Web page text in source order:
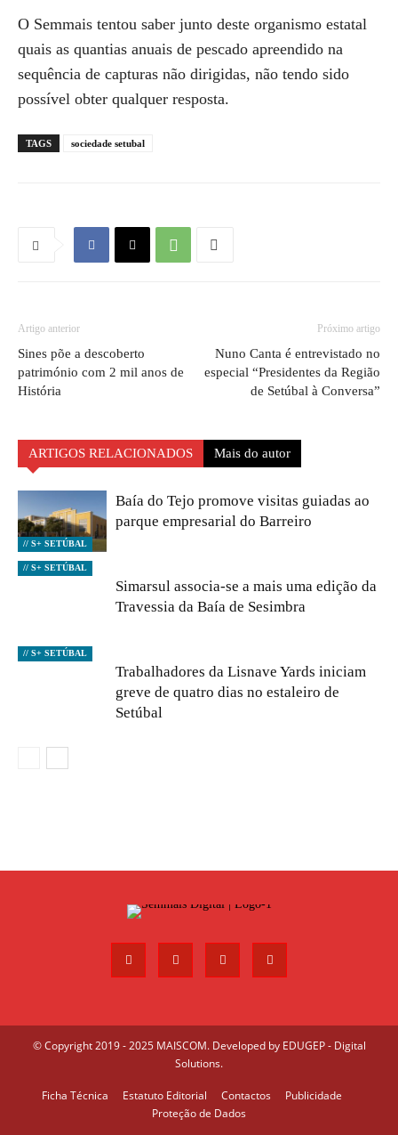
O Semmais tentou saber junto deste organismo estatal
quais as quantias anuais de pescado apreendido na
sequência de capturas não dirigidas, não tendo sido
possível obter qualquer resposta.
TAGS sociedade setubal
Artigo anterior
Sines põe a descoberto
património com 2 mil anos de
História
Próximo artigo
Nuno Canta é entrevistado no
especial “Presidentes da Região
de Setúbal à Conversa”
ARTIGOS RELACIONADOS Mais do autor
// S+ SETÚBAL
Baía do Tejo promove visitas guiadas ao
parque empresarial do Barreiro
// S+ SETÚBAL
Simarsul associa-se a mais uma edição da
Travessia da Baía de Sesimbra
// S+ SETÚBAL
Trabalhadores da Lisnave Yards iniciam
greve de quatro dias no estaleiro de
Setúbal
© Copyright 2019 - 2025 MAISCOM. Developed by EDUGEP - Digital
Solutions.
Ficha Técnica Estatuto Editorial Contactos
Publicidade
Proteção de Dados